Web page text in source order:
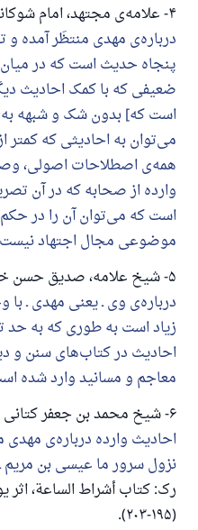
۴- علامه‌ی مجتهد، امام شوکانی می‌گوید:
درباره‌ی مهدی منتظَر آمده و
پنجاه حدیث است که در
ضعیفی که با کمک احادیث
است که] بدون شک و شبهه به
می‌توان به احادیثی که کمتر
همه‌ی اصطلاحات اصولی، وصف
وارده از صحابه که در آن
است که می‌توان آن را در
موضوعی مجال اجتهاد نیست
۵- شیخ علامه، صدیق حسن خان می‌گوید:
درباره‌ی وی ـ یعنی مهدی ـ با
زیاد است به طوری که به حد
احادیث در کتاب‌های سنن و
معاجم و مسانید وارد شده
۶- شیخ محمد بن جعفر کتانی می‌گوید:
احادیث وارده درباره‌ی
نزول سرور ما عیسی بن مریم ـ
رک: کتاب أشراط الساعة، اثر
(۱۹۵-۲۰۳).